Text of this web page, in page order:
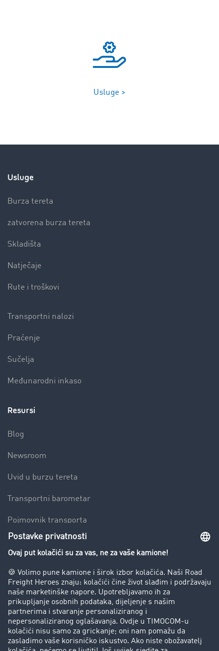
Usluge >
Usluge
Burza tereta
zatvorena burza tereta
Skladišta
Natječaje
Rute i troškovi
Transportni nalozi
Praćenje
Sučelja
Međunarodni inkaso
Resursi
Blog
Newsroom
Uvid u burzu tereta
Transportni barometar
Pojmovnik transporta
Zabrana vožnje za kamione
Poduzeće
Priče o uspjehu
Stranke preporučuju stranku
Pravna pitanja